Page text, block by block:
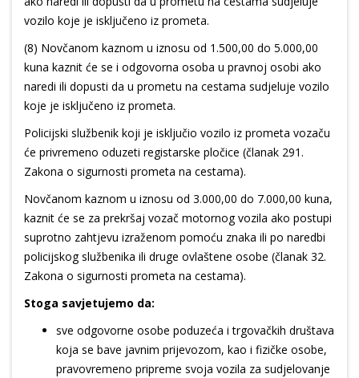
vozilo koje je isključeno iz prometa.
(8) Novčanom kaznom u iznosu od 1.500,00 do 5.000,00
kuna kaznit će se i odgovorna osoba u pravnoj osobi ako
naredi ili dopusti da u prometu na cestama sudjeluje vozilo
koje je isključeno iz prometa.
Policijski službenik koji je isključio vozilo iz prometa vozaču
će privremeno oduzeti registarske pločice (članak 291.
Zakona o sigurnosti prometa na cestama).
Novčanom kaznom u iznosu od 3.000,00 do 7.000,00 kuna,
kaznit će se za prekršaj vozač motornog vozila ako postupi
suprotno zahtjevu izraženom pomoću znaka ili po naredbi
policijskog službenika ili druge ovlaštene osobe (članak 32.
Zakona o sigurnosti prometa na cestama).
Stoga savjetujemo da:
sve odgovorne osobe poduzeća i trgovačkih društava
koja se bave javnim prijevozom, kao i fizičke osobe,
pravovremeno pripreme svoja vozila za sudjelovanje